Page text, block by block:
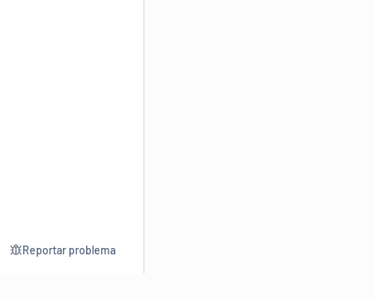
Reportar problema